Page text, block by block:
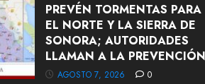
PREVÉN TORMENTAS PARA
EL NORTE Y LA SIERRA DE
SONORA; AUTORIDADES
LLAMAN A LA PREVENCIÓN
AGOSTO 7, 2026 0